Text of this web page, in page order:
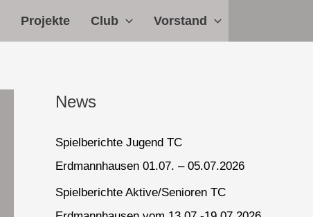
Projekte Club Vorstand
News
Spielberichte Jugend TC
Erdmannhausen 01.07. – 05.07.2026
Spielberichte Aktive/Senioren TC